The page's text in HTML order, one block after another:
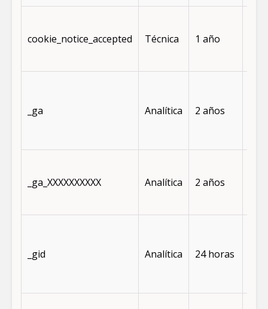
cookie_notice_accepted Técnica 1 año
_ga Analítica 2 años
_ga_XXXXXXXXXX Analítica 2 años
_gid Analítica 24 horas